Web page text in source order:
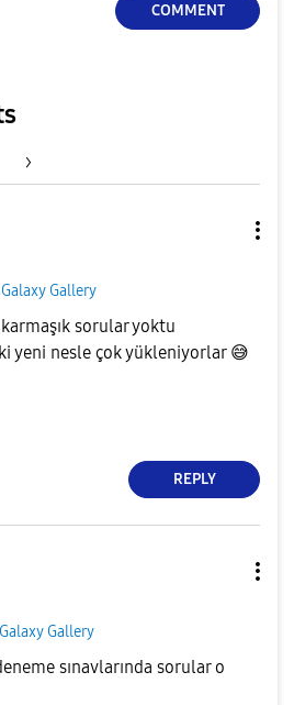
COMMENT
Galaxy Gallery
sorular yoktu
yeni nesle çok yükleniyorlar 😅
REPLY
Galaxy Gallery
sınavlarında sorular o